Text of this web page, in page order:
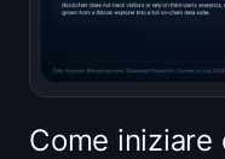
Come iniziare